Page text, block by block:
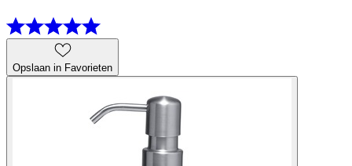
Opslaan in Favorieten